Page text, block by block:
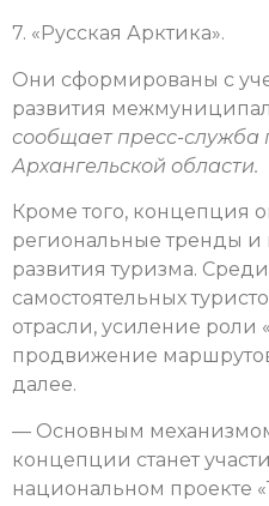
7. «Русская Арктика».
Они сформированы с
развития
сообщает пресс-служба
Архангельской области.
Кроме того, концепция
региональные тренды и
развития туризма.
самостоятельных
отрасли, усиление роли
продвижение
далее.
— Основным
концепции станет
национальном проекте